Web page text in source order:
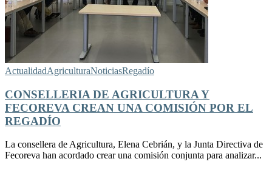
ActualidadAgriculturaNoticiasRegadío
CONSELLERIA DE AGRICULTURA Y
FECOREVA CREAN UNA COMISIÓN POR EL
REGADÍO
La consellera de Agricultura, Elena Cebrián, y la Junta Directiva de
Fecoreva han acordado crear una comisión conjunta para analizar...